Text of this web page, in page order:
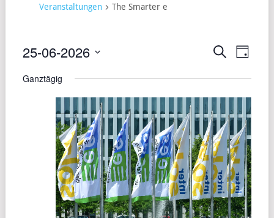
Veranstaltungen The Smarter e
Suche
Tag
25-06-2026
wählen.
Ganztägig